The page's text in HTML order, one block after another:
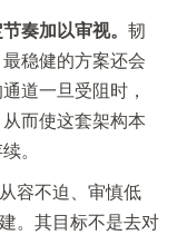
奏加以审视。 韧
稳健的方案还会
道一旦受阻时，
而使这套架构本
。
容不迫、审慎低
。其目标不是去对